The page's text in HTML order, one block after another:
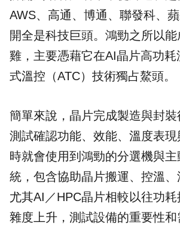
AWS、高通、博通、聯發科、
開全是科技巨頭。鴻勁之所以
雞，主要憑藉它在AI晶片高功耗
式溫控（ATC）技術獨占鰲頭。
簡單來說，晶片完成製造與封裝
測試確認功能、效能、溫度表現
時就會使用到鴻勁的分選機與
統，包含協助晶片搬運、控溫、
尤其AI／HPC晶片相較以往功
雜度上升，測試設備的重要性